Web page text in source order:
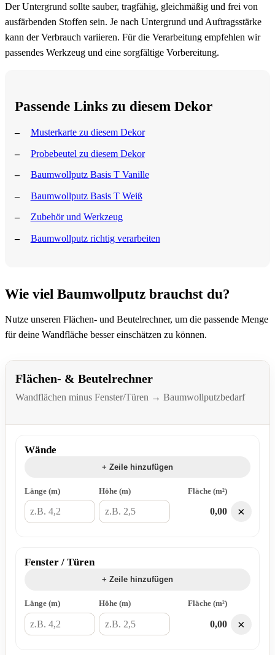
Der Untergrund sollte sauber, tragfähig, gleichmäßig und frei von
ausfärbenden Stoffen sein. Je nach Untergrund und Auftragsstärke
kann der Verbrauch variieren. Für die Verarbeitung empfehlen wir
passendes Werkzeug und eine sorgfältige Vorbereitung.
Passende Links zu diesem Dekor
Musterkarte zu diesem Dekor
Probebeutel zu diesem Dekor
Baumwollputz Basis T Vanille
Baumwollputz Basis T Weiß
Zubehör und Werkzeug
Baumwollputz richtig verarbeiten
Wie viel Baumwollputz brauchst du?
Nutze unseren Flächen- und Beutelrechner, um die passende Menge
für deine Wandfläche besser einschätzen zu können.
Flächen- & Beutelrechner
Wandflächen minus Fenster/Türen → Baumwollputzbedarf
Wände
+ Zeile hinzufügen
Länge (m) Höhe (m) Fläche (m²)
0,00 ×
Fenster / Türen
+ Zeile hinzufügen
Länge (m) Höhe (m) Fläche (m²)
0,00 ×